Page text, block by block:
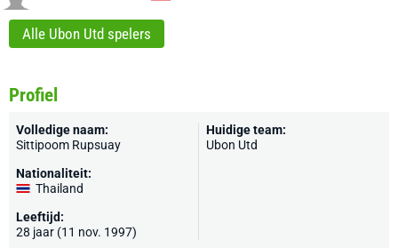
Alle Ubon Utd spelers
Profiel
Volledige naam:
Sittipoom Rupsuay
Nationaliteit:
Thailand
Leeftijd:
28 jaar (11 nov. 1997)
Huidige team:
Ubon Utd